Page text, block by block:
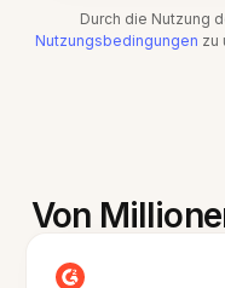
Durch die Nutzung
Nutzungsbedingungen zu
Von